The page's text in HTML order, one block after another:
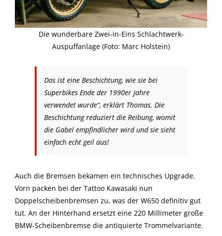
Die wunderbare Zwei-in-Eins Schlachtwerk-
Auspuffanlage (Foto: Marc Holstein)
Das ist eine Beschichtung, wie sie bei
Superbikes Ende der 1990er Jahre
verwendet wurde“, erklärt Thomas. Die
Beschichtung reduziert die Reibung, womit
die Gabel empfindlicher wird und sie sieht
einfach echt geil aus!
Auch die Bremsen bekamen ein technisches Upgrade.
Vorn packen bei der Tattoo Kawasaki nun
Doppelscheibenbremsen zu, was der W650 definitiv gut
tut. An der Hinterhand ersetzt eine 220 Millimeter große
BMW-Scheibenbremse die antiquierte Trommelvariante.